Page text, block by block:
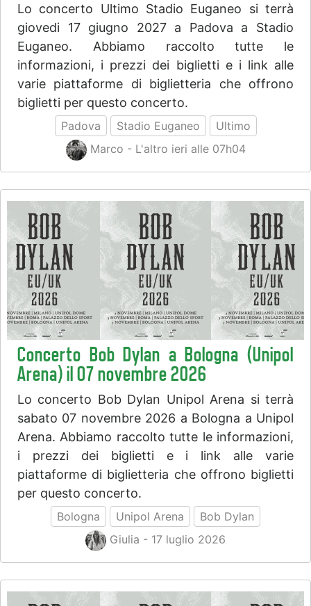
Lo concerto Ultimo Stadio Euganeo si terrà
giovedi 17 giugno 2027 a Padova a Stadio
Euganeo. Abbiamo raccolto tutte le
informazioni, i prezzi dei biglietti e i link alle
varie piattaforme di biglietteria che offrono
biglietti per questo concerto.
Padova Stadio Euganeo
Ultimo
Marco - L'altro ieri alle 07h04
Concerto Bob Dylan a Bologna (Unipol
Arena) il 07 novembre 2026
Lo concerto Bob Dylan Unipol Arena si terrà
sabato 07 novembre 2026 a Bologna a Unipol
Arena. Abbiamo raccolto tutte le informazioni,
i prezzi dei biglietti e i link alle varie
piattaforme di biglietteria che offrono biglietti
per questo concerto.
Bologna Unipol Arena
Bob Dylan
Giulia - 17 luglio 2026